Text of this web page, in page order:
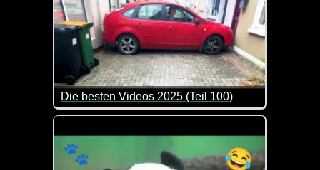
Die besten Videos 2025 (Teil 100)
Eine tolle Zusammenstellung von lustigen